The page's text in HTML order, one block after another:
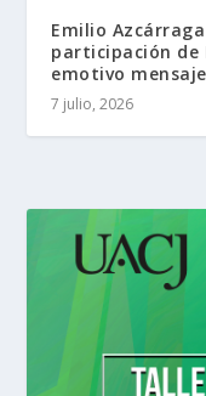
Emilio
participación de
emotivo
7 julio, 2026